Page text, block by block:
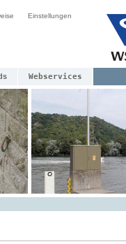
Einstellungen
Webservices